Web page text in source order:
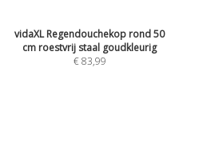
vidaXL Regendouchekop rond 50
cm roestvrij staal goudkleurig
€ 83,99